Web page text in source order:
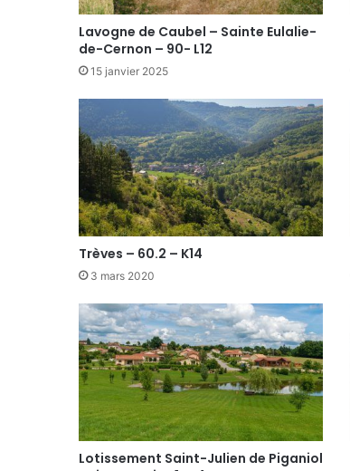
Lavogne de Caubel – Sainte Eulalie-
de-Cernon – 90- L12
15 janvier 2025
Trèves – 60.2 – K14
3 mars 2020
Lotissement Saint-Julien de Piganiol